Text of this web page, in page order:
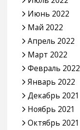
Июнь 2022
Май 2022
Апрель 2022
Март 2022
Февраль 2022
Январь 2022
Декабрь 2021
Ноябрь 2021
Октябрь 2021